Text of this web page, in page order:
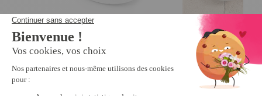
Mules croisées éponge Bleu - taille
39
Mules scratchées
10,79 € 26,99 €